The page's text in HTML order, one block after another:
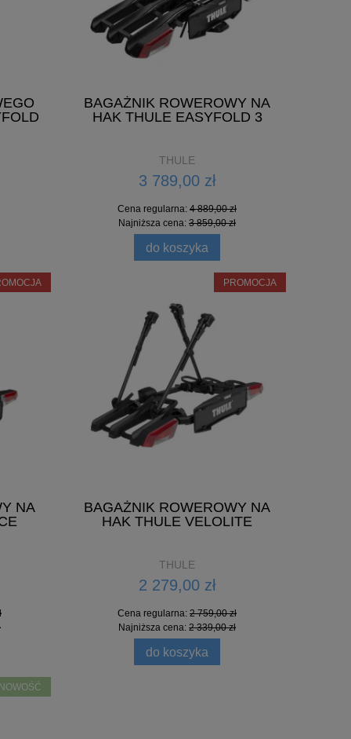
do koszyka
OCHRANIACZ POC POLE GUARD
116,00 zł
Cena regularna:
290,00 zł
Najniższa cena:159,50 zł
do koszyka
BAGAŻNIK ROWEROWY NA
HAK THULE EASYFOLD 3
THULE
3 789,00 zł
Cena regularna: 4 889,00 zł
Najniższa cena: 3 859,00 zł
do koszyka
NA
BAGAŻNIK ROWEROWY NA
HAK THULE VELOLITE
THULE
2 279,00 zł
Cena regularna: 2 759,00 zł
Najniższa cena: 2 339,00 zł
do koszyka
PROMOCJA